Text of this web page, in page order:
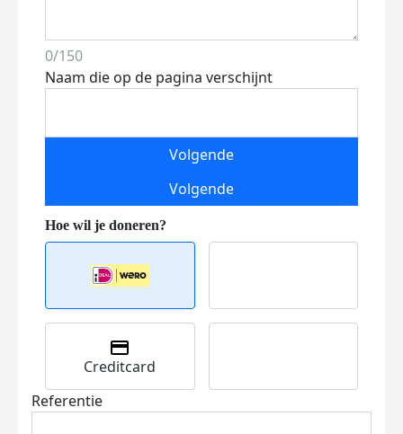
0/150
Naam die op de pagina verschijnt
Volgende
Volgende
Creditcard
Referentie